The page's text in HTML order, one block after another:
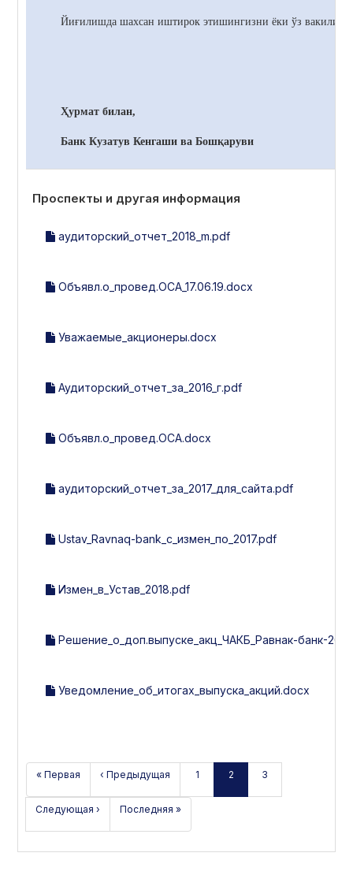
Йиғилишда шахсан иштирок этишингизни ёки ўз
Ҳурмат билан,
Банк Кузатув Кенгаши ва Бошқаруви
Проспекты и другая информация
аудиторский_отчет_2018_m.pdf
Объявл.о_провед.ОСА_17.06.19.docx
Уважаемые_акционеры.docx
Аудиторский_отчет_за_2016_г.pdf
Объявл.о_провед.ОСА.docx
аудиторский_отчет_за_2017_для_сайта.pdf
Ustav_Ravnaq-bank_с_измен_по_2017.pdf
Измен_в_Устав_2018.pdf
Решение_о_доп.выпуске_акц_ЧАКБ_Равнак-банк-
Уведомление_об_итогах_выпуска_акций.docx
« Первая ‹ Предыдущая 1 2 3
Следующая › Последняя »